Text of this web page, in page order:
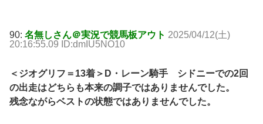
90: 名無しさん＠実況で競馬板アウト 2025/04/12(土)
20:16:55.09 ID:dmIU5NO10
＜ジオグリフ＝13着＞D・レーン騎手 シドニーでの2回
の出走はどちらも本来の調子ではありませんでした。
残念ながらベストの状態ではありませんでした。